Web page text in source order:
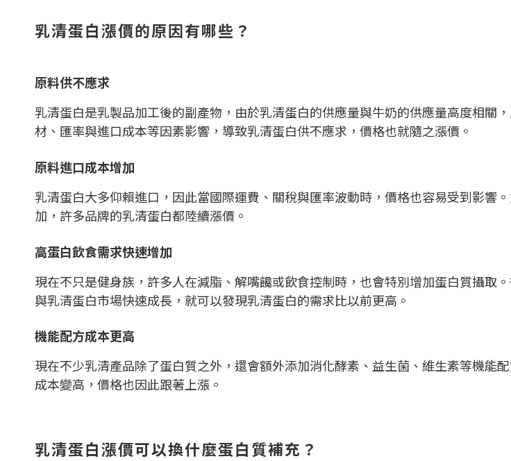
乳清蛋白漲價的原因有哪些？
原料供不應求
乳清蛋白是乳製品加工後的副產物，由於乳清蛋白的供應量與牛奶的供應量高度相關
材、匯率與進口成本等因素影響，導致乳清蛋白供不應求，價格也就隨之漲價。
原料進口成本增加
乳清蛋白大多仰賴進口，因此當國際運費、關稅與匯率波動時，價格也容易受到影響
加，許多品牌的乳清蛋白都陸續漲價。
高蛋白飲食需求快速增加
現在不只是健身族，許多人在減脂、解嘴饞或飲食控制時，也會特別增加蛋白質攝取
與乳清蛋白市場快速成長，就可以發現乳清蛋白的需求比以前更高。
機能配方成本更高
現在不少乳清產品除了蛋白質之外，還會額外添加消化酵素、益生菌、維生素等機能
成本變高，價格也因此跟著上漲。
乳清蛋白漲價可以換什麼蛋白質補充？